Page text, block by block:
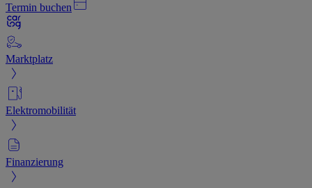
Termin buchen
Marktplatz
Elektromobilität
Finanzierung